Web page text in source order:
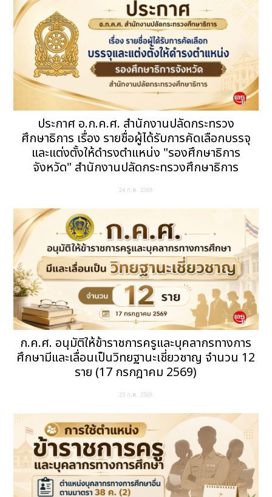
ประกาศ อ.ก.ค.ศ. สำนักงานปลัดกระทรวง
ศึกษาธิการ เรื่อง รายชื่อผู้ได้รับการคัดเลือกบรรจุ
และแต่งตั้งให้ดำรงตำแหน่ง "รองศึกษาธิการ
จังหวัด" สำนักงานปลัดกระทรวงศึกษาธิการ
24 ก.ค. 2569
ก.ค.ศ. อนุมัติให้ข้าราชการครูและบุคลากรทางการ
ศึกษามีและเลื่อนเป็นวิทยฐานะเชี่ยวชาญ จำนวน 12
ราย (17 กรกฎาคม 2569)
23 ก.ค. 2569